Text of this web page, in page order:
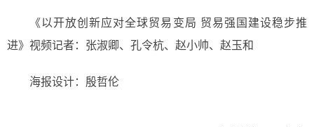
《以开放创新应对全球贸易变局 贸易强国建设稳步推
进》视频记者：张淑卿、孔令杭、赵小帅、赵玉和
海报设计：殷哲伦